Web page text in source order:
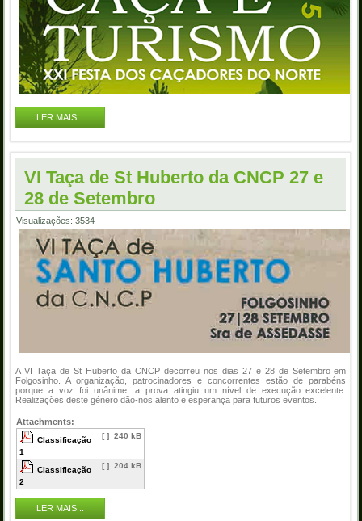
LER MAIS...
VI Taça de St Huberto da CNCP 27 e
28 de Setembro
Visualizações: 3534
A VI Taça de St Huberto da CNCP decorreu nos dias 27 e 28 de Setembro em
Folgosinho. A organização, patrocinadores e concorrentes estão de parabéns
porque a voz foi unânime, a prova atingiu um nível de execução excelente.
Realizações deste género dão-nos alento e esperança para futuros eventos.
Attachments:
Classificação
1
[ ] 240 kB
Classificação
2
[ ] 204 kB
LER MAIS...